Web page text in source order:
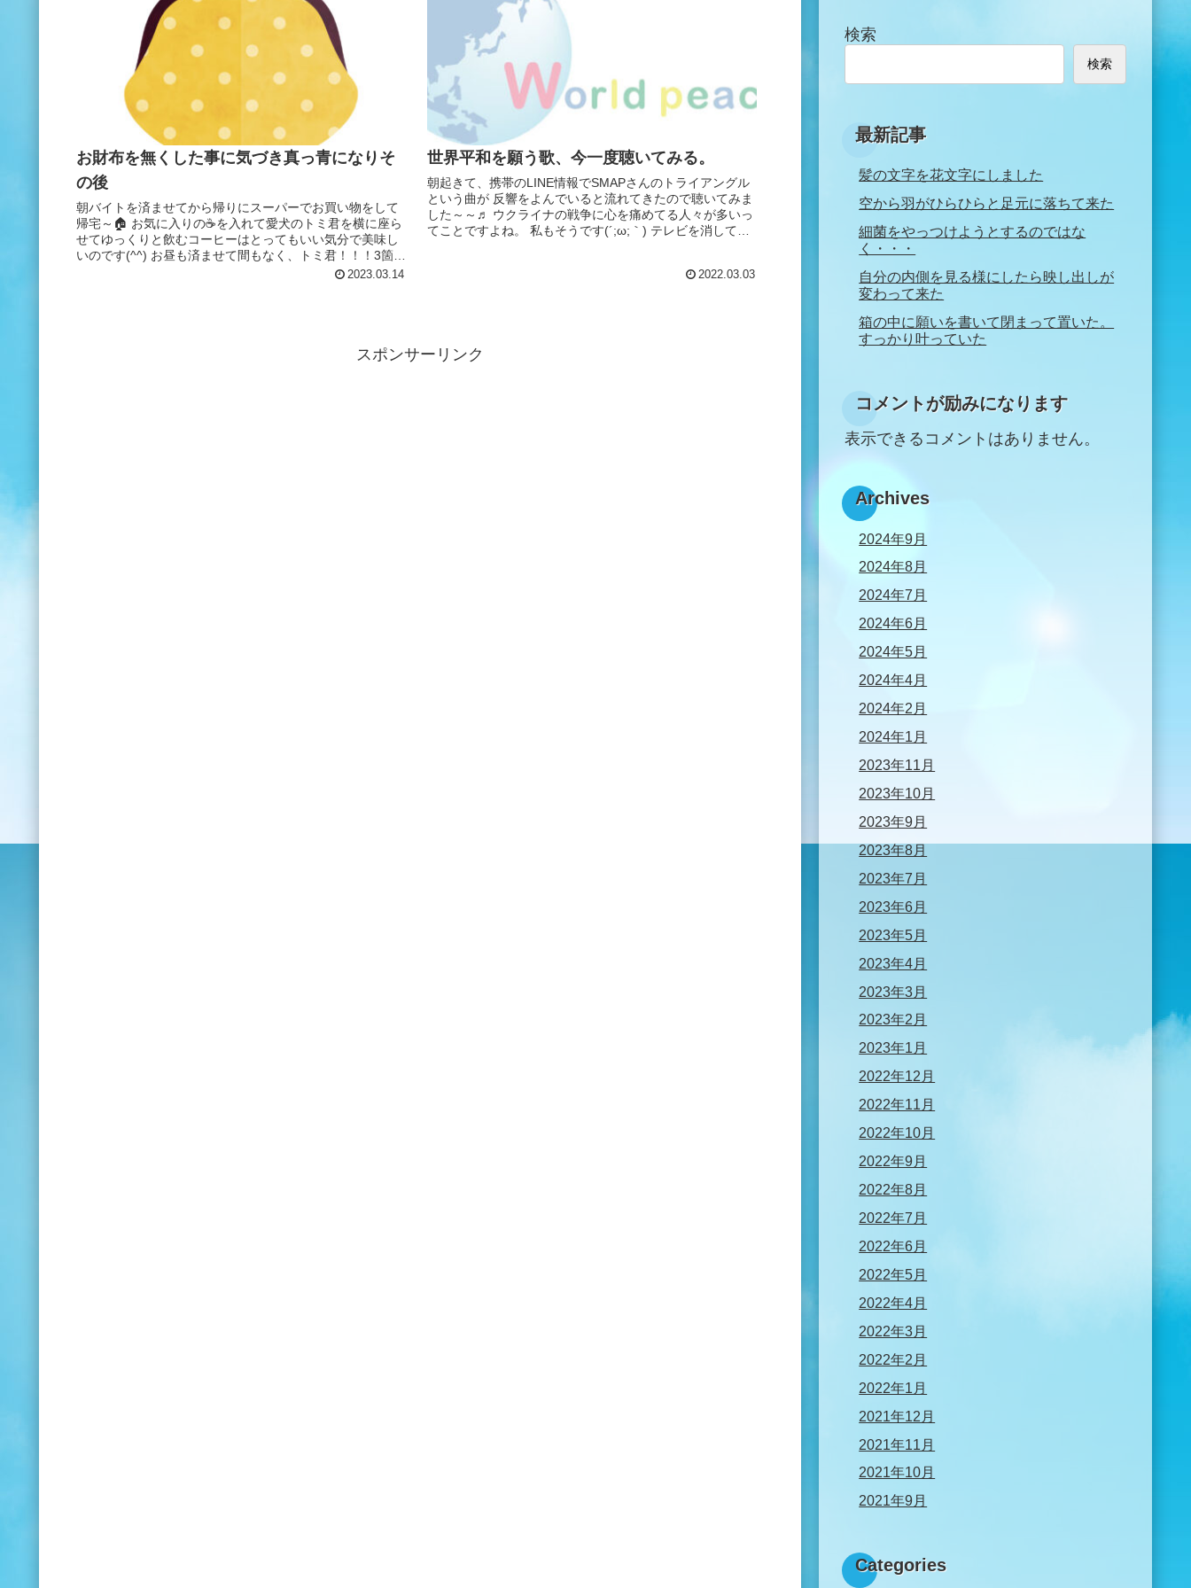
お財布を無くした事に気づき真っ青になりそ
の後
朝バイトを済ませてから帰りにスーパーでお買い物をして
帰宅～🏠 お気に入りの☕を入れて愛犬のトミ君を横に座ら
せてゆっくりと飲むコーヒーはとってもいい気分で美味し
いのです(^^) お昼も済ませて間もなく、トミ君！！！3箇所
2023.03.14
世界平和を願う歌、今一度聴いてみる。
朝起きて、携帯のLINE情報でSMAPさんのトライアングル
という曲が 反響をよんでいると流れてきたので聴いてみま
した～～♬ ウクライナの戦争に心を痛めてる人々が多いっ
てことですよね。 私もそうです(´;ω;｀) テレビを消してし
2022.03.03
スポンサーリンク
検索
検索
最新記事
髪の文字を花文字にしました
空から羽がひらひらと足元に落ちて来た
細菌をやっつけようとするのではな
く・・・
自分の内側を見る様にしたら映し出しが
変わって来た
箱の中に願いを書いて閉まって置いた。
すっかり叶っていた
コメントが励みになります
表示できるコメントはありません。
Archives
2024年9月
2024年8月
2024年7月
2024年6月
2024年5月
2024年4月
2024年2月
2024年1月
2023年11月
2023年10月
2023年9月
2023年8月
2023年7月
2023年6月
2023年5月
2023年4月
2023年3月
2023年2月
2023年1月
2022年12月
2022年11月
2022年10月
2022年9月
2022年8月
2022年7月
2022年6月
2022年5月
2022年4月
2022年3月
2022年2月
2022年1月
2021年12月
2021年11月
2021年10月
2021年9月
Categories